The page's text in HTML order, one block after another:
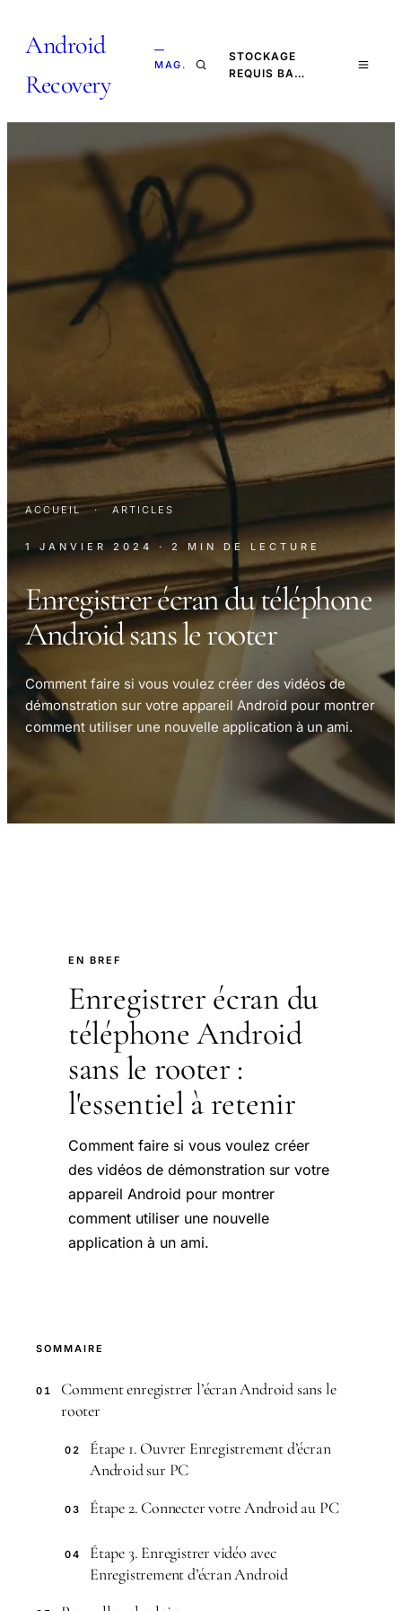
Android
Recovery
—
MAG.
STOCKAGE
REQUIS BA…
ACCUEIL · ARTICLES
1 JANVIER 2024 · 2 MIN DE LECTURE
Enregistrer écran du téléphone
Android sans le rooter
Comment faire si vous voulez créer des vidéos de
démonstration sur votre appareil Android pour montrer
comment utiliser une nouvelle application à un ami.
EN BREF
Enregistrer écran du
téléphone Android
sans le rooter :
l'essentiel à retenir
Comment faire si vous voulez créer
des vidéos de démonstration sur votre
appareil Android pour montrer
comment utiliser une nouvelle
application à un ami.
SOMMAIRE
01
Comment enregistrer l’écran Android sans le
rooter
02
Étape 1. Ouvrer Enregistrement d’écran
Android sur PC
03 Étape 2. Connecter votre Android au PC
04
Étape 3. Enregistrer vidéo avec
Enregistrement d’écran Android